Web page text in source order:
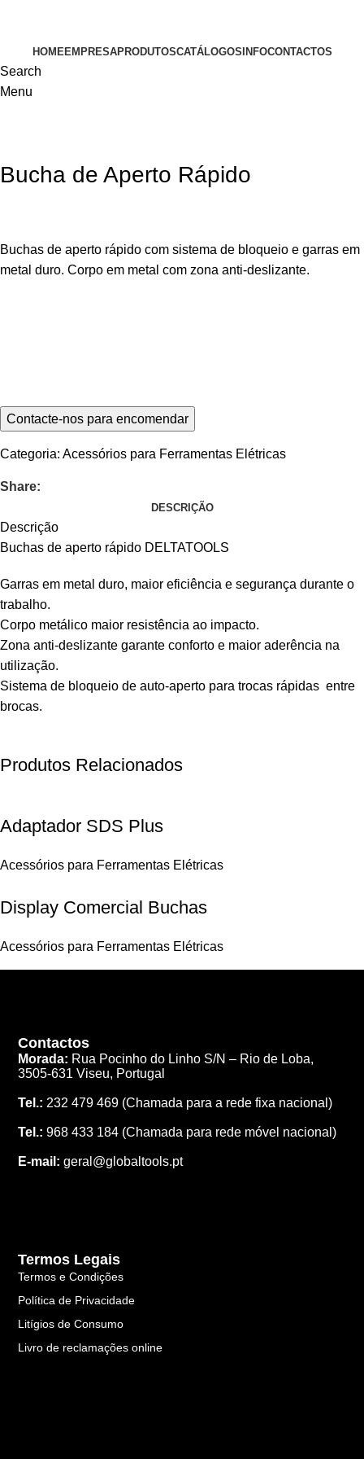
HOMEEMPRESAPRODUTOSCATÁLOGOS INFOCONTACTOS
Search
Menu
Bucha de Aperto Rápido
Buchas de aperto rápido com sistema de bloqueio e garras em
metal duro. Corpo em metal com zona anti-deslizante.
Categoria: Acessórios para Ferramentas Elétricas
Share:
DESCRIÇÃO
Descrição
Buchas de aperto rápido DELTATOOLS
Garras em metal duro, maior eficiência e segurança durante o
trabalho.
Corpo metálico maior resistência ao impacto.
Zona anti-deslizante garante conforto e maior aderência na
utilização.
Sistema de bloqueio de auto-aperto para trocas rápidas entre
brocas.
Produtos Relacionados
Adaptador SDS Plus
Acessórios para Ferramentas Elétricas
Display Comercial Buchas
Acessórios para Ferramentas Elétricas
Contactos
Morada: Rua Pocinho do Linho S/N – Rio de Loba,
3505-631 Viseu, Portugal
Tel.: 232 479 469 (Chamada para a rede fixa nacional)
Tel.: 968 433 184 (Chamada para rede móvel nacional)
E-mail: geral@globaltools.pt
Termos Legais
Termos e Condições
Política de Privacidade
Litígios de Consumo
Livro de reclamações online